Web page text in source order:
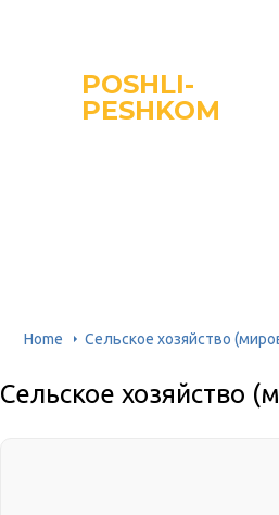
POSHLI-
PESHKOM
Home Сельское хозяйство
Сельское хозяйство